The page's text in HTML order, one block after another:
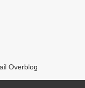
Overblog